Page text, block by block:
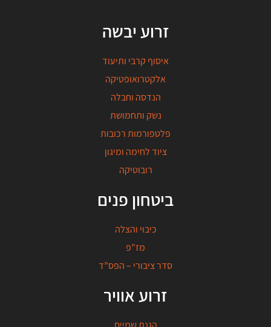
זרוע יבשה
איסוף קרבי ותיעוד
אלקטרואופטיקה
הנדסה וחבלה
נשק ותחמושת
פלטפורמות רכובות
ציוד לחימה ומיגון
רובוטיקה
ביטחון פנים
כיבוי והצלה
מז”פ
סדר ציבורי – הפס”ד
זרוע אוויר